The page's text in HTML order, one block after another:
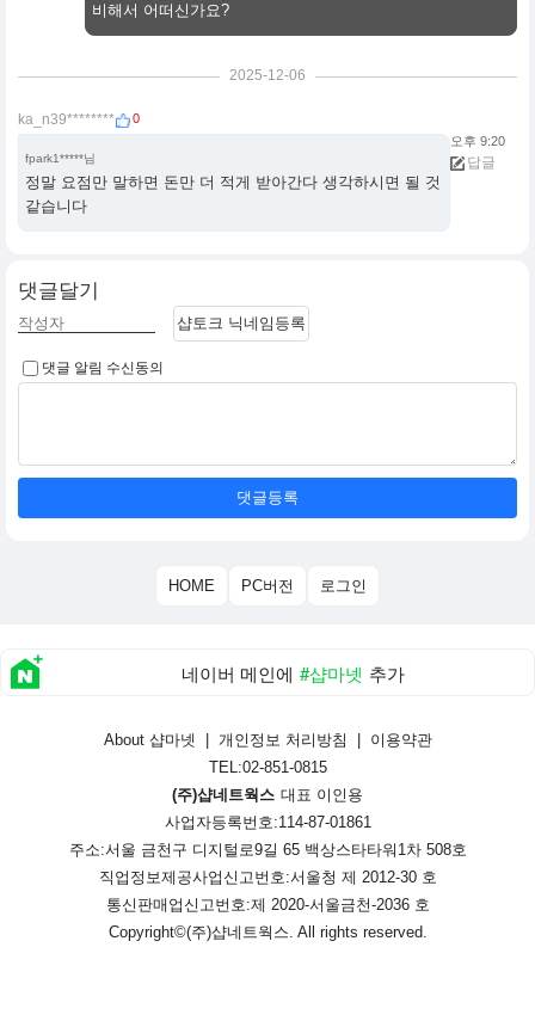
비해서 어떠신가요?
2025-12-06
ka_n39******** 0
fpark1*****님
정말 요점만 말하면 돈만 더 적게 받아간다 생각하시면 될 것
같습니다
오후 9:20
답글
댓글달기
샵토크 닉네임등록
댓글 알림 수신동의
댓글등록
HOME PC버전 로그인
네이버 메인에 #샵마넷 추가
About 샵마넷 개인정보 처리방침
이용약관
TEL:02-851-0815
(주)샵네트웍스 대표 이인용
사업자등록번호:114-87-01861
주소:서울 금천구 디지털로9길 65 백상스타타워1차 508호
직업정보제공사업신고번호:서울청 제 2012-30 호
통신판매업신고번호:제 2020-서울금천-2036 호
Copyright©(주)샵네트웍스. All rights reserved.